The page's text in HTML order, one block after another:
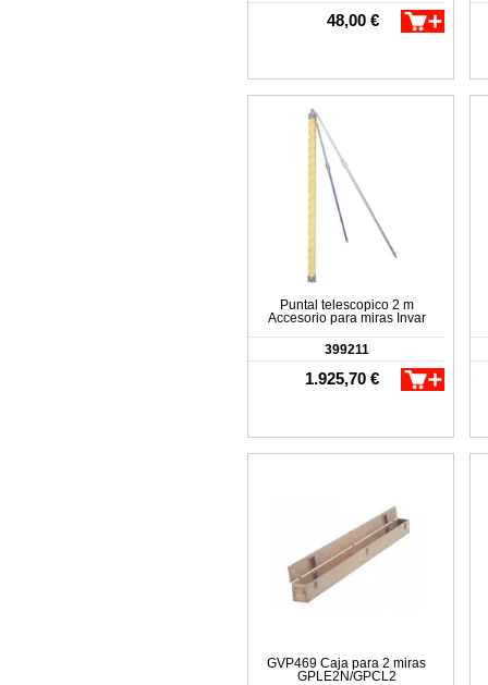
48,00 €
Puntal telescopico 2 m
Accesorio para miras Invar
399211
1.925,70 €
GVP469 Caja para 2 miras
GPLE2N/GPCL2